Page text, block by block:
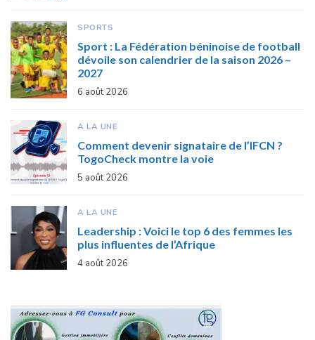
SPORTS
Sport : La Fédération béninoise de football
dévoile son calendrier de la saison 2026 –
2027
6 août 2026
A LA UNE
Comment devenir signataire de l’IFCN ?
TogoCheck montre la voie
5 août 2026
A LA UNE
Leadership : Voici le top 6 des femmes les
plus influentes de l’Afrique
4 août 2026